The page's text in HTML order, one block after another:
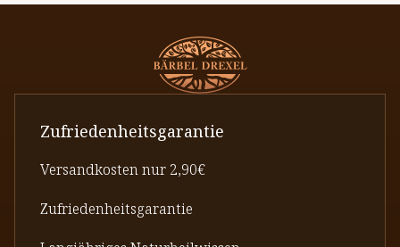
Zufriedenheitsgarantie
Versandkosten nur 2,90€
Zufriedenheitsgarantie